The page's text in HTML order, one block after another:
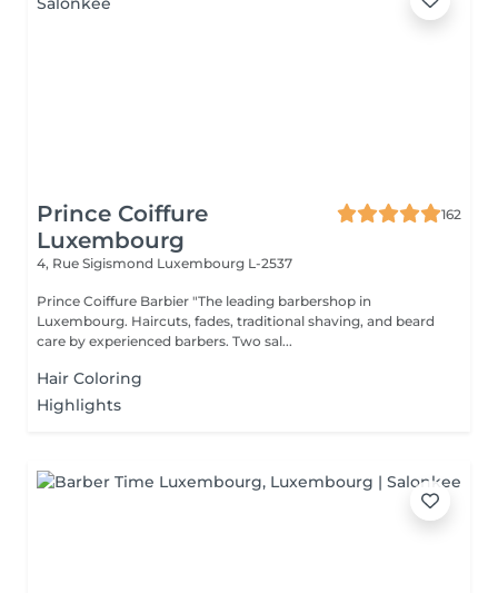
Prince Coiffure
Luxembourg
162
4, Rue Sigismond Luxembourg L-2537
Prince Coiffure Barbier "The leading barbershop in
Luxembourg. Haircuts, fades, traditional shaving, and beard
care by experienced barbers. Two sal...
Hair Coloring
Highlights